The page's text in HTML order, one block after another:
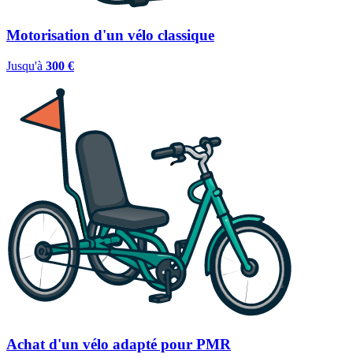
Motorisation d'un vélo classique
Jusqu'à 300 €
Achat d'un vélo adapté pour PMR